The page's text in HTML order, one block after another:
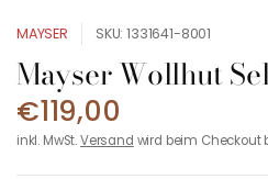
MAYSER SKU: 1331641-8001
Mayser Wollhut
€119,00
inkl. MwSt.Versand wird beim Checkout